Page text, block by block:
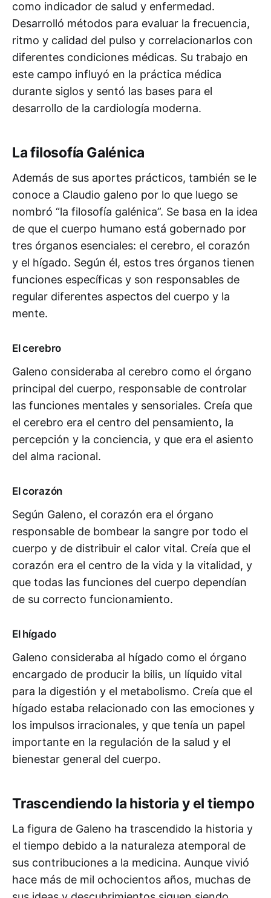
como indicador de salud y enfermedad.
Desarrolló métodos para evaluar la frecuencia,
ritmo y calidad del pulso y correlacionarlos con
diferentes condiciones médicas. Su trabajo en
este campo influyó en la práctica médica
durante siglos y sentó las bases para el
desarrollo de la cardiología moderna.
La filosofía Galénica
Además de sus aportes prácticos, también se le
conoce a Claudio galeno por lo que luego se
nombró “la filosofía galénica”. Se basa en la idea
de que el cuerpo humano está gobernado por
tres órganos esenciales: el cerebro, el corazón
y el hígado. Según él, estos tres órganos tienen
funciones específicas y son responsables de
regular diferentes aspectos del cuerpo y la
mente.
El cerebro
Galeno consideraba al cerebro como el órgano
principal del cuerpo, responsable de controlar
las funciones mentales y sensoriales. Creía que
el cerebro era el centro del pensamiento, la
percepción y la conciencia, y que era el asiento
del alma racional.
El corazón
Según Galeno, el corazón era el órgano
responsable de bombear la sangre por todo el
cuerpo y de distribuir el calor vital. Creía que el
corazón era el centro de la vida y la vitalidad, y
que todas las funciones del cuerpo dependían
de su correcto funcionamiento.
El hígado
Galeno consideraba al hígado como el órgano
encargado de producir la bilis, un líquido vital
para la digestión y el metabolismo. Creía que el
hígado estaba relacionado con las emociones y
los impulsos irracionales, y que tenía un papel
importante en la regulación de la salud y el
bienestar general del cuerpo.
Trascendiendo la historia y el tiempo
La figura de Galeno ha trascendido la historia y
el tiempo debido a la naturaleza atemporal de
sus contribuciones a la medicina. Aunque vivió
hace más de mil ochocientos años, muchas de